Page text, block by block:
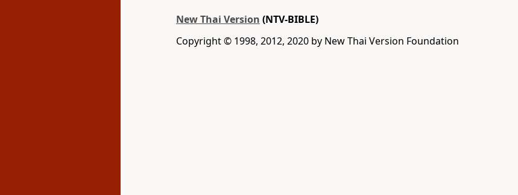
New Thai Version (NTV-BIBLE)
Copyright © 1998, 2012, 2020 by New Thai Version Foundation